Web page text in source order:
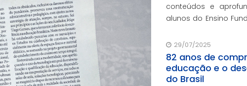
conteúdos e
alunos do Ensino
29/07/2025
82 anos de
educação e o
do Brasil